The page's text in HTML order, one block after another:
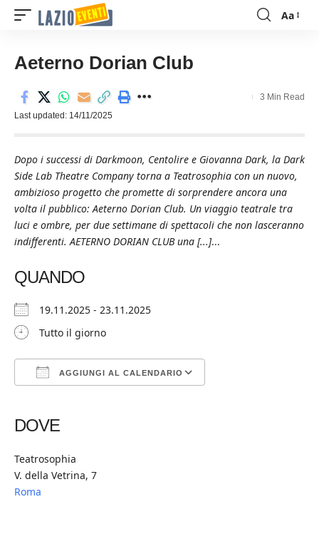
Font
Aa
Aeterno Dorian Club
Last updated: 14/11/2025
3 Min Read
Dopo i successi di Darkmoon, Centolire e Giovanna Dark, la Dark
Side Lab Theatre Company torna a Teatrosophia con un nuovo,
ambizioso progetto che promette di sorprendere ancora una
volta il pubblico: Aeterno Dorian Club. Un viaggio teatrale tra
luci e ombre, per due settimane di spettacoli che non lasceranno
indifferenti. AETERNO DORIAN CLUB una [...]...
QUANDO
19.11.2025 - 23.11.2025
Tutto il giorno
AGGIUNGI AL CALENDARIO
DOVE
Teatrosophia
V. della Vetrina, 7
Roma